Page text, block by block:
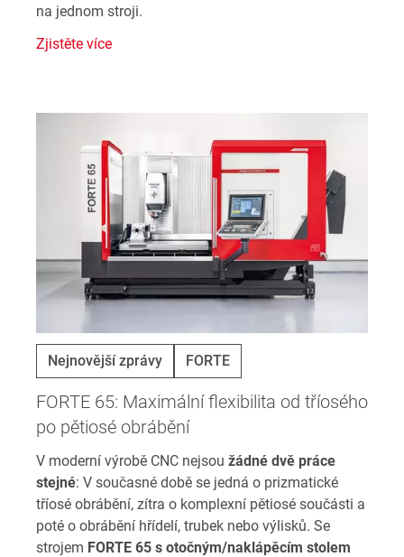
na jednom stroji.
Zjistěte více
Nejnovější zprávy FORTE
FORTE 65: Maximální flexibilita od tříosého
po pětiosé obrábění
V moderní výrobě CNC nejsou žádné dvě práce
stejné: V současné době se jedná o prizmatické
tříosé obrábění, zítra o komplexní pětiosé součásti a
poté o obrábění hřídelí, trubek nebo výlisků. Se
strojem FORTE 65 s otočným/naklápěcím stolem